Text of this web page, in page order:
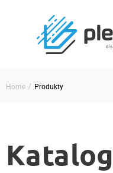
Home / Produkty